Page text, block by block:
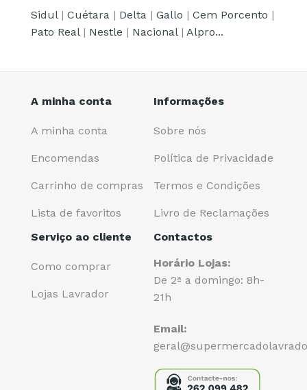
Sidul| Cuétara | Delta | Gallo | Cem Porcento |
Pato Real| Nestle | Nacional| Alpro...
A minha conta
A minha conta
Encomendas
Carrinho de compras
Lista de favoritos
Informações
Sobre nós
Política de Privacidade
Termos e Condições
Livro de Reclamações
Serviço ao cliente
Como comprar
Lojas Lavrador
Contactos
Horário Lojas:
De 2ª a domingo: 8h-
21h
Email: